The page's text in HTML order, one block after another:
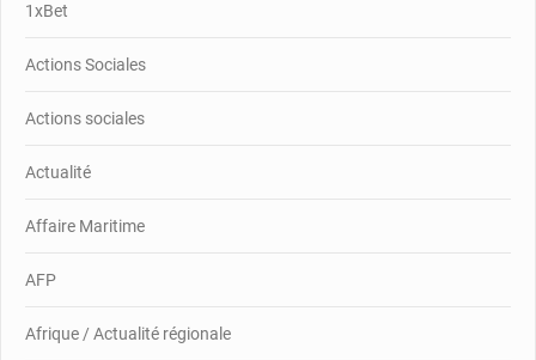
1xBet
Actions Sociales
Actions sociales
Actualité
Affaire Maritime
AFP
Afrique / Actualité régionale